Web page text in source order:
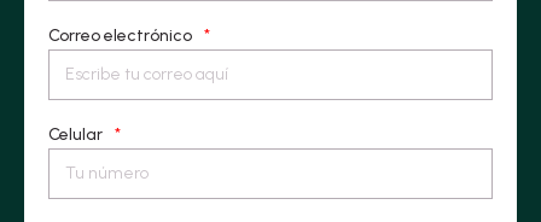
Correo electrónico *
Celular *